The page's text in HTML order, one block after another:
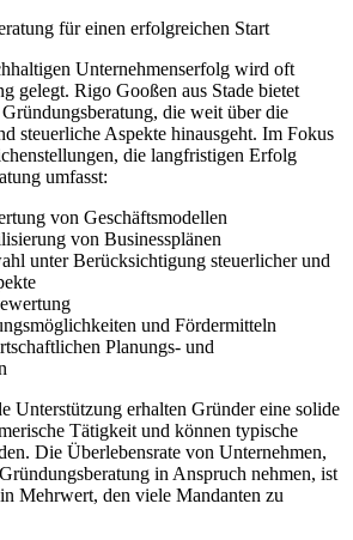
für einen erfolgreichen Start
Unternehmenserfolg wird oft
gelegt. Rigo Gooßen aus Stade bietet
die weit über die
steuerliche Aspekte hinausgeht. Im Fokus
die langfristigen Erfolg
umfasst:
von Geschäftsmodellen
von Businessplänen
unter Berücksichtigung steuerlicher und
und Fördermitteln
Planungs- und
Unterstützung erhalten Gründer eine solide
Tätigkeit und können typische
Die Überlebensrate von Unternehmen,
in Anspruch nehmen, ist
Mehrwert, den viele Mandanten zu